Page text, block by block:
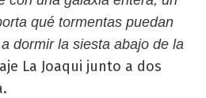
qué tormentas puedan
dormir la siesta abajo de la
La Joaqui junto a dos